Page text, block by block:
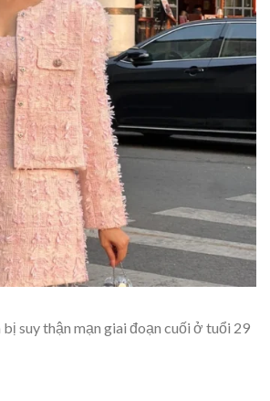
suy thận mạn giai đoạn cuối ở tuổi 29